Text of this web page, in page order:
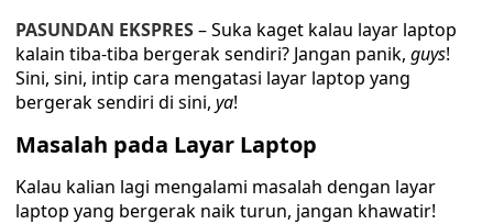
PASUNDAN EKSPRES– Suka kaget kalau layar laptop
kalain tiba-tiba bergerak sendiri? Jangan panik, guys!
Sini, sini, intip cara mengatasi layar laptop yang
bergerak sendiri di sini, ya!
Masalah pada Layar Laptop
Kalau kalian lagi mengalami masalah dengan layar
laptop yang bergerak naik turun, jangan khawatir!